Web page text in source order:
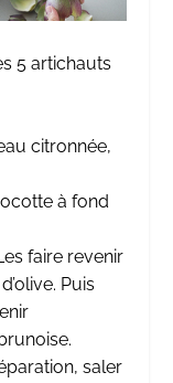
5 artichauts
citronnée,
à fond
faire revenir
Puis
saler